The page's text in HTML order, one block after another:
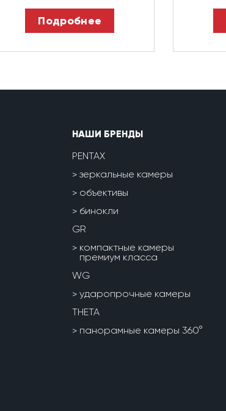
Подробнее
НАШИ БРЕНДЫ
PENTAX
зеркальные камеры
объективы
бинокли
GR
компактные камеры
премиум класса
WG
ударопрочные камеры
THETA
панорамные камеры 360°